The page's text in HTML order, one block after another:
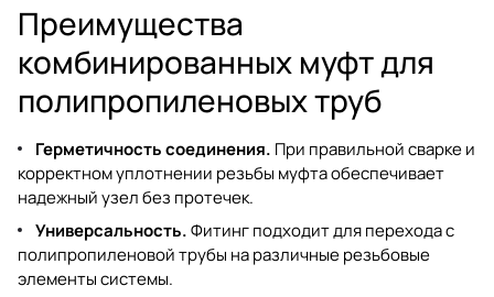
Преимущества
комбинированных муфт для
полипропиленовых труб
Герметичность соединения. При правильной сварке и
корректном уплотнении резьбы муфта обеспечивает
надежный узел без протечек.
Универсальность.Фитинг подходит для перехода с
полипропиленовой трубы на различные резьбовые
элементы системы.